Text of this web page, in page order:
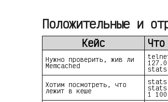
Положительные и
Кейс
Нужно проверить, жив ли
Memcached stats
Хотим посмотреть, что
лежит в кеше stats
1 100